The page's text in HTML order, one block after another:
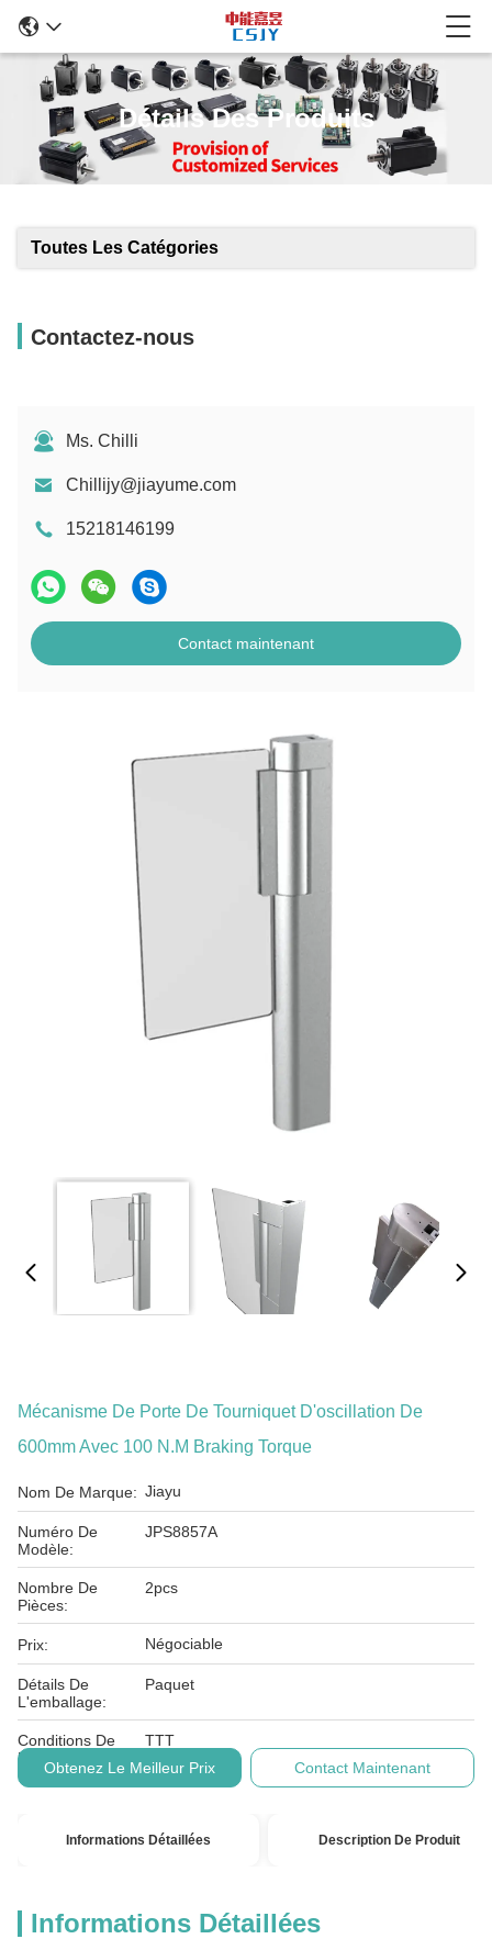
Détails Des Produits
Toutes Les Catégories
Contactez-nous
Ms. Chilli
Chillijy@jiayume.com
15218146199
Contact maintenant
Mécanisme De Porte De Tourniquet D'oscillation De
600mm Avec 100 N.M Braking Torque
Nom De Marque: Jiayu
Numéro De
Modèle:
JPS8857A
Nombre De
Pièces:
2pcs
Prix: Négociable
Détails De
L'emballage:
Paquet
Conditions De
Paiement:
TTT
Obtenez Le Meilleur Prix
Contact Maintenant
Informations Détaillées Description De Produit
Informations Détaillées